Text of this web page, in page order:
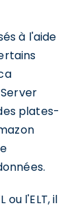
à l'aide
plates-
ou l'ELT, il